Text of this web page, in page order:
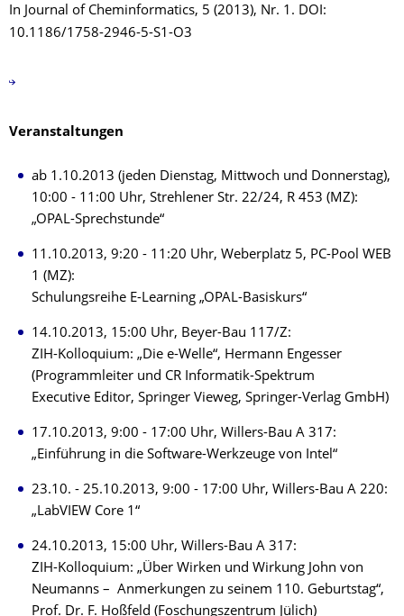
In Journal of Cheminformatics, 5 (2013), Nr. 1. DOI:
10.1186/1758-2946-5-S1-O3
Veranstaltungen
ab 1.10.2013 (jeden Dienstag, Mittwoch und Donnerstag),
10:00 - 11:00 Uhr, Strehlener Str. 22/24, R 453 (MZ):
„OPAL-Sprechstunde“
11.10.2013, 9:20 - 11:20 Uhr, Weberplatz 5, PC-Pool WEB
1 (MZ):
Schulungsreihe E-Learning „OPAL-Basiskurs“
14.10.2013, 15:00 Uhr, Beyer-Bau 117/Z:
ZIH-Kolloquium: „Die e-Welle“, Hermann Engesser
(Programmleiter und CR Informatik-Spektrum
Executive Editor, Springer Vieweg, Springer-Verlag GmbH)
17.10.2013, 9:00 - 17:00 Uhr, Willers-Bau A 317:
„Einführung in die Software-Werkzeuge von Intel“
23.10. - 25.10.2013, 9:00 - 17:00 Uhr, Willers-Bau A 220:
„LabVIEW Core 1“
24.10.2013, 15:00 Uhr, Willers-Bau A 317:
ZIH-Kolloquium: „Über Wirken und Wirkung John von
Neumanns – Anmerkungen zu seinem 110. Geburtstag“,
Prof. Dr. F. Hoßfeld (Foschungszentrum Jülich)